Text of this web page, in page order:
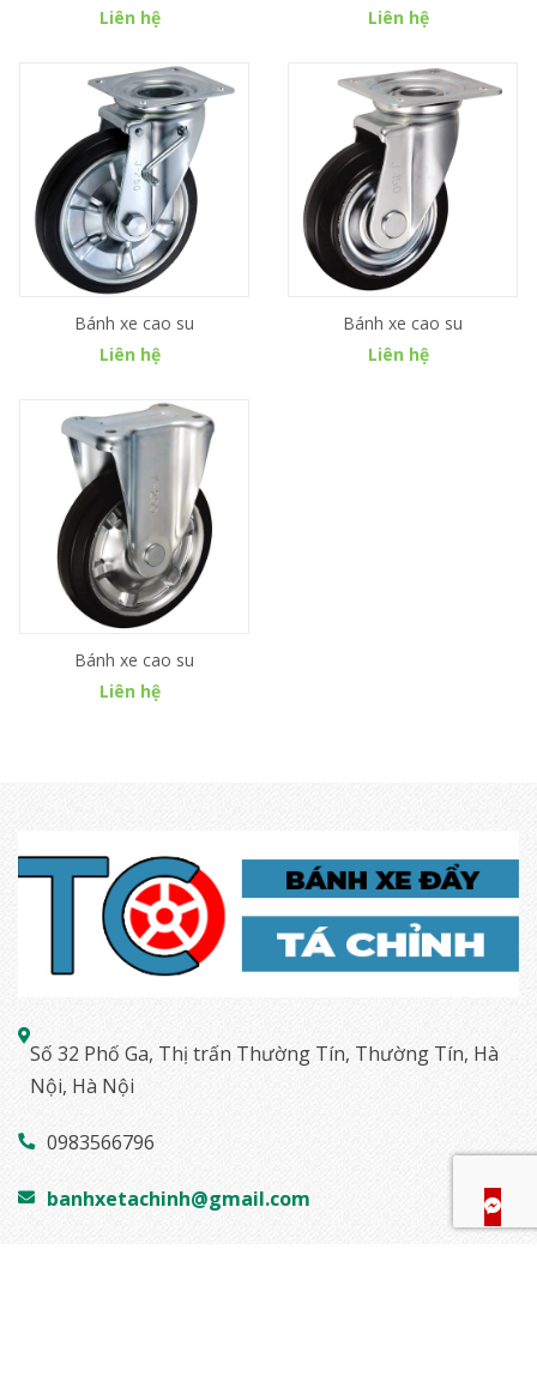
Liên hệ
Liên hệ
Bánh xe cao su
Liên hệ
Bánh xe cao su
Liên hệ
Bánh xe cao su
Liên hệ
Số 32 Phố Ga, Thị trấn Thường Tín, Thường Tín, Hà
Nội, Hà Nội
0983566796
banhxetachinh@gmail.com